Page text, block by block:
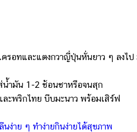
อทและแตงกวาญี่ปุ่นหั่นยาว ๆ ลงไป
ำมัน 1-2 ช้อนชาหรือจนสุก
พริกไทย บีบมะนาว พร้อมเสิร์ฟ
นง่าย ๆ ทำง่ายกินง่ายได้สุขภาพ